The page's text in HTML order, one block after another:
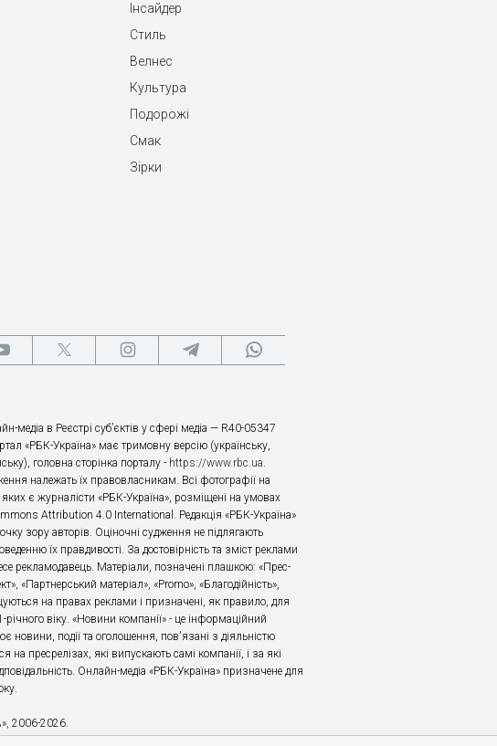
Інсайдер
Стиль
Велнес
Культура
Подорожі
Смак
Зірки
медіа в Реєстрі суб’єктів у сфері медіа — R40-05347
«РБК-Україна» має тримовну версію (українську,
головна сторінка порталу - https://www.rbc.ua.
належать їх правовласникам. Всі фотографії на
є журналісти «РБК-Україна», розміщені на умовах
Attribution 4.0 International. Редакція «РБК-Україна»
зору авторів. Оціночні судження не підлягають
їх правдивості. За достовірність та зміст реклами
рекламодавець. Матеріали, позначені плашкою: «Прес-
«Партнерський матеріал», «Promo», «Благодійність»,
на правах реклами і призначені, як правило, для
річного віку. «Новини компанії» - це інформаційний
новини, події та оголошення, пов'язані з діяльністю
на пресрелізах, які випускають самі компанії, і за які
Онлайн-медіа «РБК-Україна» призначене для
2006-2026.